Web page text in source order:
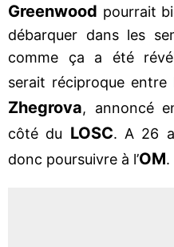
Greenwood pourrait
débarquer dans les
comme ça a été
serait réciproque
Zhegrova, annoncé
côté du LOSC. A 26
donc poursuivre à l’OM.